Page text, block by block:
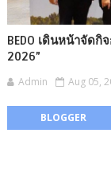
BEDO เดินหน้าจัดกิจ
2026”
Admin Aug 05,
BLOGGER